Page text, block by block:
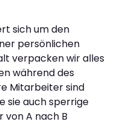
sich um den
persönlichen
verpacken wir alles
während des
Mitarbeiter sind
sie auch sperrige
von A nach B